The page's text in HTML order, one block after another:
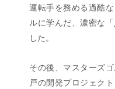
運転手を務める過酷
ルに学んだ、濃密な
した。
その後、マスターズ
戸の開発プロジェク